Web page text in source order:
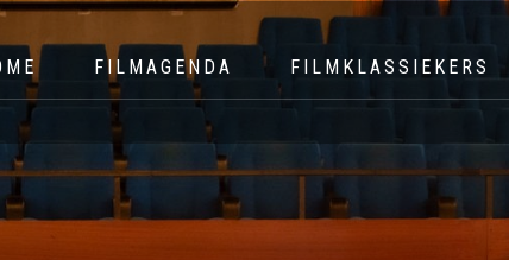
FILMAGENDA FILMKLASSIEKERS